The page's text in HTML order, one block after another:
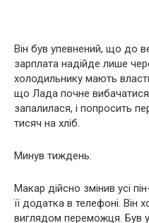
Він був упевнений, що до
зарплата надійде лише
холодильнику мають
що Лада почне
запалилася, і попросить
тисяч на хліб.
Минув тиждень.
Макар дійсно змінив усі
її додатка в телефоні. Він
виглядом переможця. Був